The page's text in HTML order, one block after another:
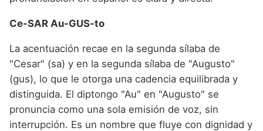
Ce-SAR Au-GUS-to
La acentuación recae en la segunda sílaba de
"Cesar" (sa) y en la segunda sílaba de "Augusto"
(gus), lo que le otorga una cadencia equilibrada y
distinguida. El diptongo "Au" en "Augusto" se
pronuncia como una sola emisión de voz, sin
interrupción. Es un nombre que fluye con dignidad y